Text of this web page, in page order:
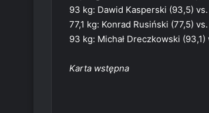
93 kg: Dawid Kasperski (93,5)
77,1 kg: Konrad Rusiński (77,5)
93 kg: Michał Dreczkowski
Karta wstępna